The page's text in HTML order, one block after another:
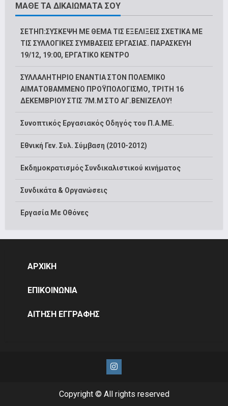
ΜΑΘΕ ΤΑ ΔΙΚΑΙΩΜΑΤΑ ΣΟΥ
ΣΕΤΗΠ:ΣΥΣΚΕΨΗ ΜΕ ΘΕΜΑ ΤΙΣ ΕΞΕΛΙΞΕΙΣ ΣΧΕΤΙΚΑ ΜΕ
ΤΙΣ ΣΥΛΛΟΓΙΚΕΣ ΣΥΜΒΑΣΕΙΣ ΕΡΓΑΣΙΑΣ. ΠΑΡΑΣΚΕΥΗ
19/12, 19:00, ΕΡΓΑΤΙΚΟ ΚΕΝΤΡΟ
ΣΥΛΛΑΛΗΤΗΡΙΟ ΕΝΑΝΤΙΑ ΣΤΟΝ ΠΟΛΕΜΙΚΟ
ΑΙΜΑΤΟΒΑΜΜΕΝΟ ΠΡΟΫΠΟΛΟΓΙΣΜΟ, ΤΡΙΤΗ 16
ΔΕΚΕΜΒΡΙΟΥ ΣΤΙΣ 7Μ.Μ ΣΤΟ ΑΓ.ΒΕΝΙΖΕΛΟΥ!
Συνοπτικός Εργασιακός Οδηγός του Π.Α.ΜΕ.
Εθνική Γεν. Συλ. Σύμβαση (2010-2012)
Εκδημοκρατισμός Συνδικαλιστικού κινήματος
Συνδικάτα & Οργανώσεις
Εργασία Με Οθόνες
ΑΡΧΙΚΗ
ΕΠΙΚΟΙΝΩΝΙΑ
ΑΙΤΗΣΗ ΕΓΓΡΑΦΗΣ
Instagram
Copyright © All rights reserved